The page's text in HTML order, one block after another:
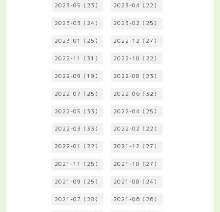
2023-05（23） 2023-04（22）
2023-03（24） 2023-02（25）
2023-01（25） 2022-12（27）
2022-11（31） 2022-10（22）
2022-09（19） 2022-08（23）
2022-07（25） 2022-06（32）
2022-05（33） 2022-04（25）
2022-03（33） 2022-02（22）
2022-01（22） 2021-12（27）
2021-11（25） 2021-10（27）
2021-09（25） 2021-08（24）
2021-07（28） 2021-06（26）